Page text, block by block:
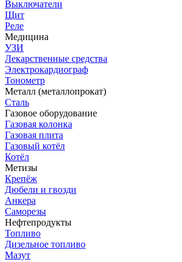
Выключатели
Щит
Реле
Медицина
УЗИ
Лекарственные средства
Электрокардиограф
Тонометр
Металл (металлопрокат)
Сталь
Газовое оборудование
Газовая колонка
Газовая плита
Газовый котёл
Котёл
Метизы
Крепёж
Дюбели и гвозди
Анкера
Саморезы
Нефтепродукты
Топливо
Дизельное топливо
Мазут